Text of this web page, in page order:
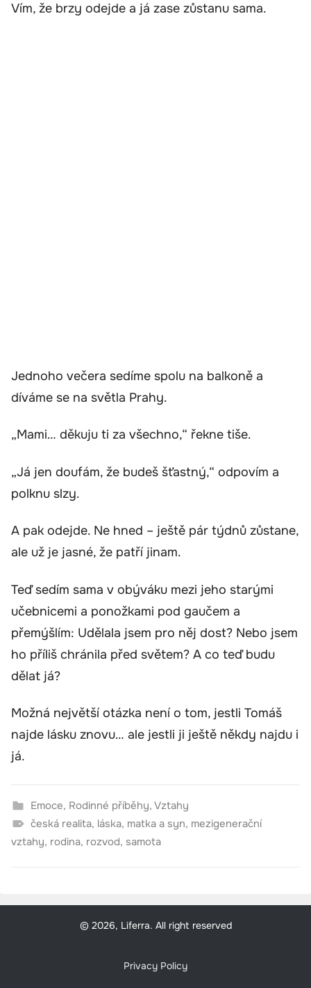
Vím, že brzy odejde a já zase zůstanu sama.
Jednoho večera sedíme spolu na balkoně a
díváme se na světla Prahy.
„Mami… děkuju ti za všechno,“ řekne tiše.
„Já jen doufám, že budeš šťastný,“ odpovím a
polknu slzy.
A pak odejde. Ne hned – ještě pár týdnů zůstane,
ale už je jasné, že patří jinam.
Teď sedím sama v obýváku mezi jeho starými
učebnicemi a ponožkami pod gaučem a
přemýšlím: Udělala jsem pro něj dost? Nebo jsem
ho příliš chránila před světem? A co teď budu
dělat já?
Možná největší otázka není o tom, jestli Tomáš
najde lásku znovu… ale jestli ji ještě někdy najdu i
já.
Emoce, Rodinné příběhy, Vztahy
česká realita, láska, matka a syn, mezigenerační
vztahy, rodina, rozvod, samota
© 2026, Liferra. All right reserved
Privacy Policy